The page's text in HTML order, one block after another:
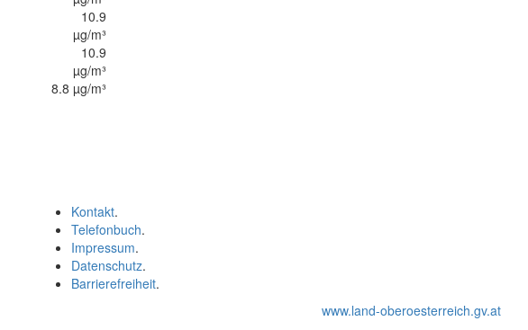
10.9
µg/m³
10.9
µg/m³
8.8 µg/m³
Kontakt.
Telefonbuch.
Impressum.
Datenschutz.
Barrierefreiheit.
www.land-oberoesterreich.gv.at